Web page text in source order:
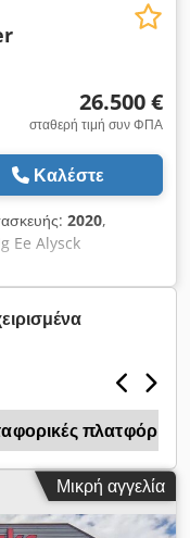
26.500 €
σταθερή τιμή συν ΦΠΑ
Καλέστε
2020,
Ee Alysck
για περισσότερες
πλατφόρμες
Μικρή αγγελία